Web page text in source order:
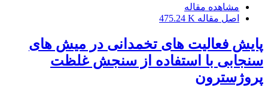
مشاهده مقاله
اصل مقاله 475.24 K
پایش فعالیت های تخمدانی در میش های
سنجابی با استفاده از سنجش غلظت
پروژسترون